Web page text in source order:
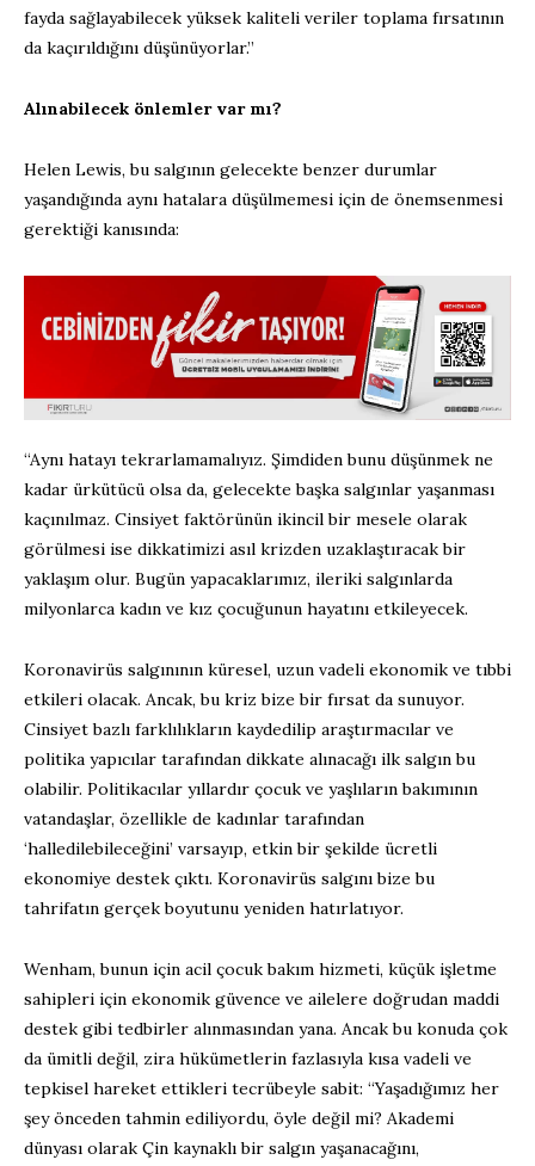
fayda sağlayabilecek yüksek kaliteli veriler toplama fırsatının
da kaçırıldığını düşünüyorlar.”
Alınabilecek önlemler var mı?
Helen Lewis, bu salgının gelecekte benzer durumlar
yaşandığında aynı hatalara düşülmemesi için de önemsenmesi
gerektiği kanısında:
“Aynı hatayı tekrarlamamalıyız. Şimdiden bunu düşünmek ne
kadar ürkütücü olsa da, gelecekte başka salgınlar yaşanması
kaçınılmaz. Cinsiyet faktörünün ikincil bir mesele olarak
görülmesi ise dikkatimizi asıl krizden uzaklaştıracak bir
yaklaşım olur. Bugün yapacaklarımız, ileriki salgınlarda
milyonlarca kadın ve kız çocuğunun hayatını etkileyecek.
Koronavirüs salgınının küresel, uzun vadeli ekonomik ve tıbbi
etkileri olacak. Ancak, bu kriz bize bir fırsat da sunuyor.
Cinsiyet bazlı farklılıkların kaydedilip araştırmacılar ve
politika yapıcılar tarafından dikkate alınacağı ilk salgın bu
olabilir. Politikacılar yıllardır çocuk ve yaşlıların bakımının
vatandaşlar, özellikle de kadınlar tarafından
‘halledilebileceğini’ varsayıp, etkin bir şekilde ücretli
ekonomiye destek çıktı. Koronavirüs salgını bize bu
tahrifatın gerçek boyutunu yeniden hatırlatıyor.
Wenham, bunun için acil çocuk bakım hizmeti, küçük işletme
sahipleri için ekonomik güvence ve ailelere doğrudan maddi
destek gibi tedbirler alınmasından yana. Ancak bu konuda çok
da ümitli değil, zira hükümetlerin fazlasıyla kısa vadeli ve
tepkisel hareket ettikleri tecrübeyle sabit: “Yaşadığımız her
şey önceden tahmin ediliyordu, öyle değil mi? Akademi
dünyası olarak Çin kaynaklı bir salgın yaşanacağını,